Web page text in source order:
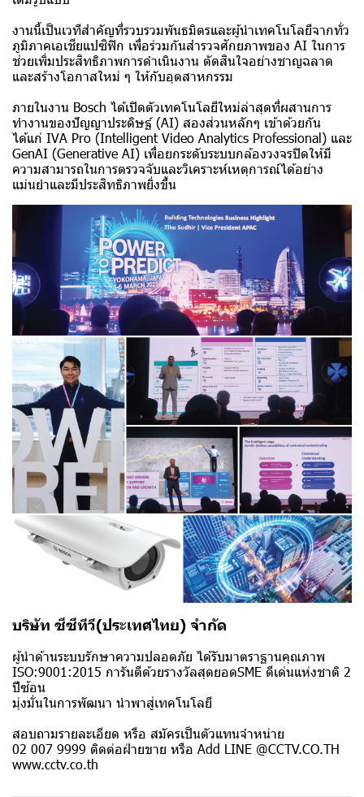
งานนี้เป็นเวทีสำคัญที่รวบรวมพันธมิตรและผู้นำเทคโนโลยีจากทั่ว
ภูมิภาคเอเชียแปซิฟิก เพื่อร่วมกันสำรวจศักยภาพของ AI ในการ
ช่วยเพิ่มประสิทธิภาพการดำเนินงาน ตัดสินใจอย่างชาญฉลาด
และสร้างโอกาสใหม่ ๆ ให้กับอุตสาหกรรม
ภายในงาน Bosch ได้เปิดตัวเทคโนโลยีใหม่ล่าสุดที่ผสานการ
ทำงานของปัญญาประดิษฐ์ (AI) สองส่วนหลักๆ เข้าด้วยกัน
ได้แก่ IVA Pro (Intelligent Video Analytics Professional) และ
GenAI (Generative AI) เพื่อยกระดับระบบกล้องวงจรปิดให้มี
ความสามารถในการตรวจจับและวิเคราะห์เหตุการณ์ได้อย่าง
แม่นยำและมีประสิทธิภาพยิ่งขึ้น
บริษัท ซีซีทีวี(ประเทศไทย) จำกัด
ผู้นำด้านระบบรักษาความปลอดภัย ได้รับมาตราฐานคุณภาพ
ISO:9001:2015 การันตีด้วยรางวัลสุดยอดSME ดีเด่นแห่งชาติ 2
ปีซ้อน
มุ่งมั่นในการพัฒนา นำพาสู่เทคโนโลยี
สอบถามรายละเอียด หรือ สมัครเป็นตัวแทนจำหน่าย
02 007 9999 ติดต่อฝ่ายขาย หรือ Add LINE @CCTV.CO.TH
www.cctv.co.th